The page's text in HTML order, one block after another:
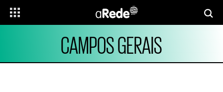
CAMPOS GERAIS